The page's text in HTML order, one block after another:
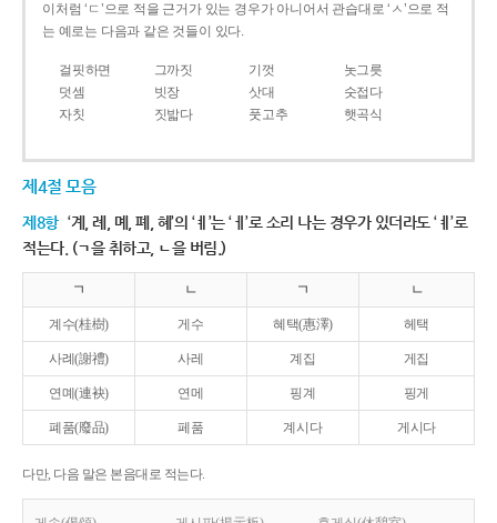
이처럼 ‘ㄷ’으로 적을 근거가 있는 경우가 아니어서 관습대로 ‘ㅅ’으로 적
는 예로는 다음과 같은 것들이 있다.
걸핏하면 그까짓 기껏
놋그릇
덧셈
빗장 삿대
숫접다
자칫
짓밟다 풋고추 햇곡식
제4절 모음
제8항 ‘계, 례, 몌, 폐, 혜’의 ‘ㅖ’는 ‘ㅔ’로 소리 나는 경우가 있더라도 ‘ㅖ’로
적는다. (ㄱ을 취하고, ㄴ을 버림.)
ㄱ ㄴ ㄱ ㄴ
계수(桂樹) 게수 혜택(惠澤) 헤택
사례(謝禮) 사레 계집 게집
연몌(連袂) 연메 핑계 핑게
폐품(廢品) 페품 계시다 게시다
다만, 다음 말은 본음대로 적는다.